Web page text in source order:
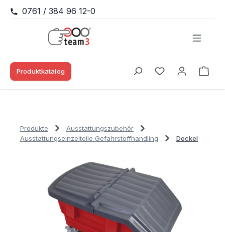
Zum Hauptinhalt springen
0761 / 384 96 12-0
Produktkatalog
Du hast 0
Produkte
Ausstattungszubehör
Ausstattungseinzelteile Gefahrstoffhandling
Deckel